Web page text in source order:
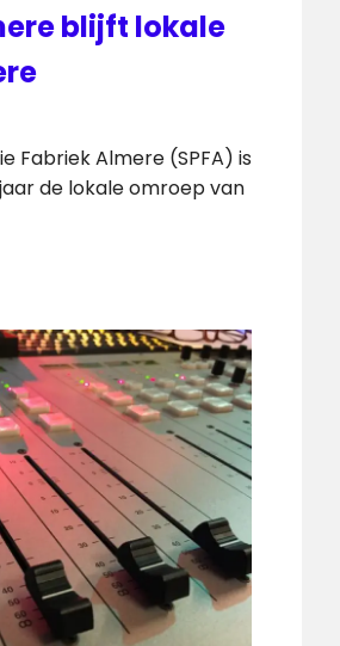
blijft lokale
Fabriek Almere (SPFA) is
de lokale omroep van